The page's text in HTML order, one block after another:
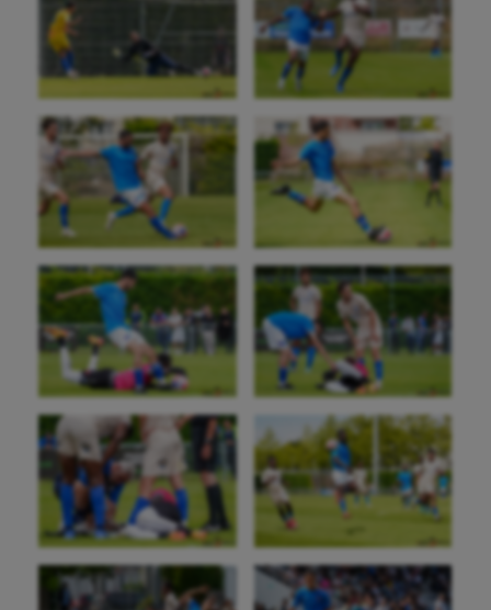
Longue paume
Moto
Natation
Natation artistique
Omnisports
Outdoor
Paddle
Parkour
Patinage artistique
Pétanque
Plongée
Randonnée / Marche
Roller-derby
Sarbacane